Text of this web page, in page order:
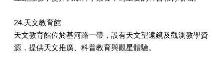
24.天文教育館
天文教育館位於基河路一帶，設有天文望遠鏡及觀測教學資
源，提供天文推廣、科普教育與觀星體驗。